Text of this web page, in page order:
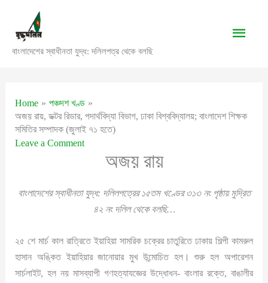
content
বাংলাদেশের স্বাধীনতা যুদ্ধ: দলিলপত্র থেকে বলছি
Main
Home
পঞ্চদশ খণ্ড
অজয় রায়, ডক্টর রিডার, পদার্থবিদ্যা বিভাগ, ঢাকা বিশ্ববিদ্যালয়; বাংলাদেশ শিক্ষক
সমিতির সম্পাদক (জুলাই ৭১ হতে)
Leave a Comment
অজয় রায়
বাংলাদেশের স্বাধীনতা যুদ্ধ: দলিলপত্রের ১৫তম খণ্ডের ৩১৩ নং পৃষ্ঠায় মুদ্রিত
৪২ নং দলিল থেকে বলছি…
২৫ শে মার্চ কাল রাত্রিতে ইয়াহিয়া সামরিক চক্রের চাতুরিতে ঢাকায় শিল্পী কামরুল
হাসান অঙ্কিত ইয়াহিয়ার জানোয়ার মুখ উন্মোচিত হল। শুরু হল অপারেশন
সার্চলাইট, হল নয় মাসব্যাপী গণহত্যাযজ্ঞের উদ্ধোধন- বাংলার রক্তে, বাঙালীর